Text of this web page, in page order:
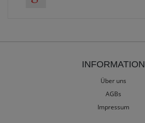
INFORMATION
Über uns
AGBs
Impressum